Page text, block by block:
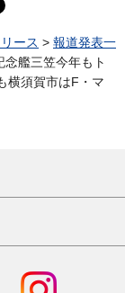
ース > 報道発表一
艦三笠今年もト
横須賀市はF・マ